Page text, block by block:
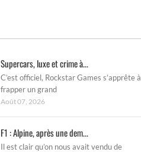
Supercars, luxe et crime à...
C’est officiel, Rockstar Games s’apprête à
frapper un grand
Août 07, 2026
F1 : Alpine, après une dem...
Il est clair qu’on nous avait vendu de